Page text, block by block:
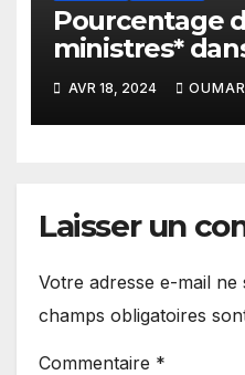
Pourcentage
ministres*
gouvernement
plus bas
AVR 18, 2024 OUMAR
Laisser un
Votre adresse e-mail ne
champs obligatoires
Commentaire *